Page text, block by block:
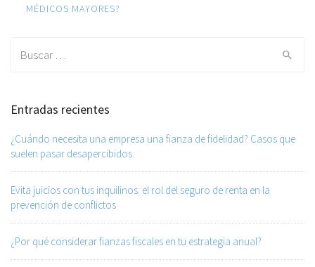
MÉDICOS MAYORES?
Entradas recientes
¿Cuándo necesita una empresa una fianza de fidelidad? Casos que
suelen pasar desapercibidos.
Evita juicios con tus inquilinos: el rol del seguro de renta en la
prevención de conflictos
¿Por qué considerar fianzas fiscales en tu estrategia anual?